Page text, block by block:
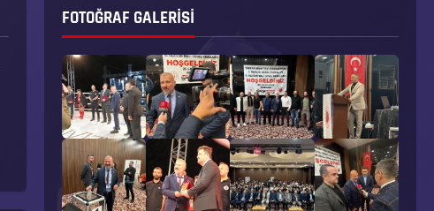
FOTOĞRAF GALERISI